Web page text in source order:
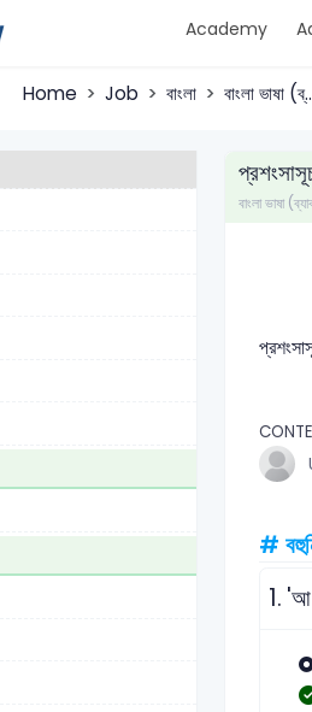
Academy
Home Job বাংলা বাংলা ভাষা
বাংলা ভাষা
#
1. 'আ